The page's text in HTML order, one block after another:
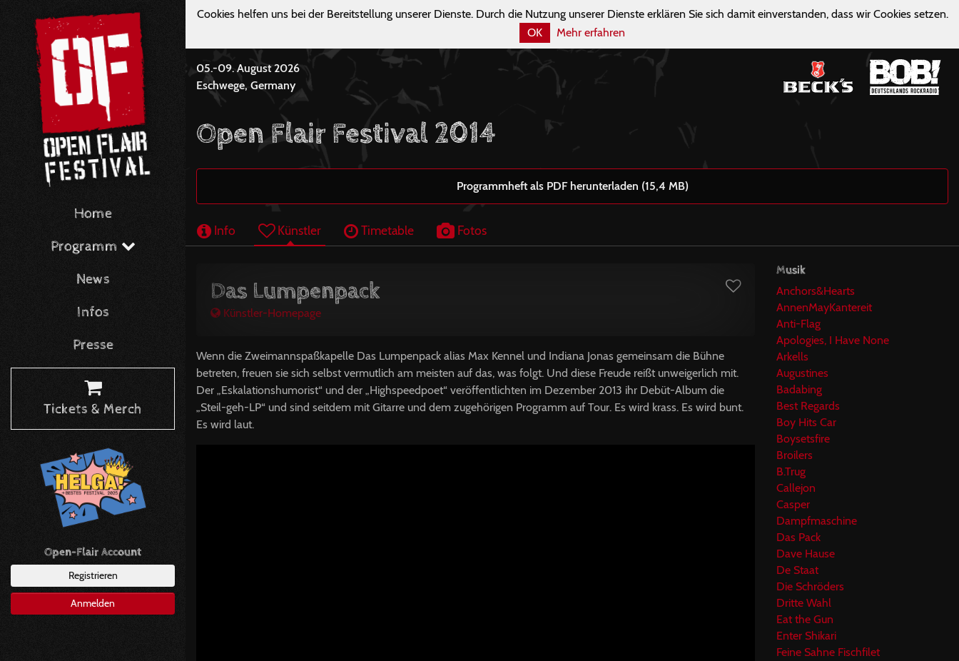
Home
Programm
News
Infos
Presse
Tickets & Merch
Open-Flair Account
Registrieren
Anmelden
Cookies helfen uns bei der Bereitstellung unserer Dienste. Durch die Nutzung unserer Dienste erklären Sie sich damit einverstanden, dass wir Cookies setzen.
OK
Mehr erfahren
05.-09. August 2026
Eschwege, Germany
Open Flair Festival 2014
Programmheft als PDF herunterladen (15,4 MB)
Info Künstler Timetable Fotos
Das Lumpenpack
Künstler-Homepage
Wenn die Zweimannspaßkapelle Das Lumpenpack alias Max Kennel und Indiana Jonas gemeinsam die Bühne
betreten, freuen sie sich selbst vermutlich am meisten auf das, was folgt. Und diese Freude reißt unweigerlich mit.
Der „Eskalationshumorist“ und der „Highspeedpoet“ veröffentlichten im Dezember 2013 ihr Debüt-Album die
„Steil-geh-LP“ und sind seitdem mit Gitarre und dem zugehörigen Programm auf Tour. Es wird krass. Es wird bunt.
Es wird laut.
Musik
Anchors&Hearts
AnnenMayKantereit
Anti-Flag
Apologies, I Have None
Arkells
Augustines
Badabing
Best Regards
Boy Hits Car
Boysetsfire
Broilers
B.Trug
Callejon
Casper
Dampfmaschine
Das Pack
Dave Hause
De Staat
Die Schröders
Dritte Wahl
Eat the Gun
Enter Shikari
Feine Sahne Fischfilet